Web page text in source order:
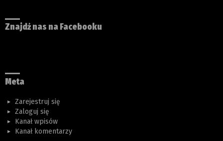
Znajdź nas na Facebooku
Meta
Zarejestruj się
Zaloguj się
Kanał wpisów
Kanał komentarzy